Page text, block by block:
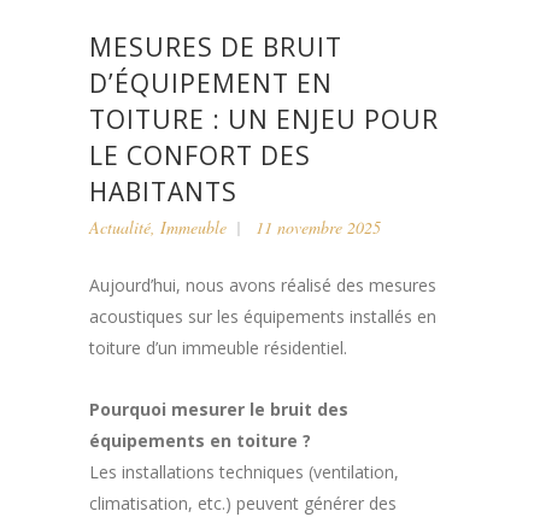
MESURES DE BRUIT
D’ÉQUIPEMENT EN
TOITURE : UN ENJEU POUR
LE CONFORT DES
HABITANTS
Actualité, Immeuble 11 novembre 2025
Aujourd’hui, nous avons réalisé des mesures
acoustiques sur les équipements installés en
toiture d’un immeuble résidentiel.
Pourquoi mesurer le bruit des
équipements en toiture ?
Les installations techniques (ventilation,
climatisation, etc.) peuvent générer des